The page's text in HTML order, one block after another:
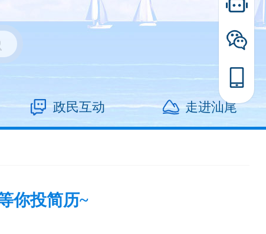
政民互动 走进汕尾
你投简历~